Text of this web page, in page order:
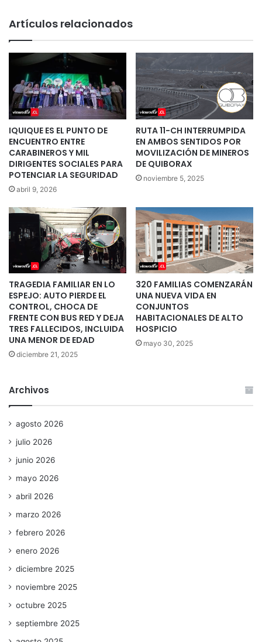
Artículos relacionados
IQUIQUE ES EL PUNTO DE
ENCUENTRO ENTRE
CARABINEROS Y MIL
DIRIGENTES SOCIALES PARA
POTENCIAR LA SEGURIDAD
abril 9, 2026
RUTA 11-CH INTERRUMPIDA
EN AMBOS SENTIDOS POR
MOVILIZACIÓN DE MINEROS
DE QUIBORAX
noviembre 5, 2025
TRAGEDIA FAMILIAR EN LO
ESPEJO: AUTO PIERDE EL
CONTROL, CHOCA DE
FRENTE CON BUS RED Y DEJA
TRES FALLECIDOS, INCLUIDA
UNA MENOR DE EDAD
diciembre 21, 2025
320 FAMILIAS COMENZARÁN
UNA NUEVA VIDA EN
CONJUNTOS
HABITACIONALES DE ALTO
HOSPICIO
mayo 30, 2025
Archivos
agosto 2026
julio 2026
junio 2026
mayo 2026
abril 2026
marzo 2026
febrero 2026
enero 2026
diciembre 2025
noviembre 2025
octubre 2025
septiembre 2025